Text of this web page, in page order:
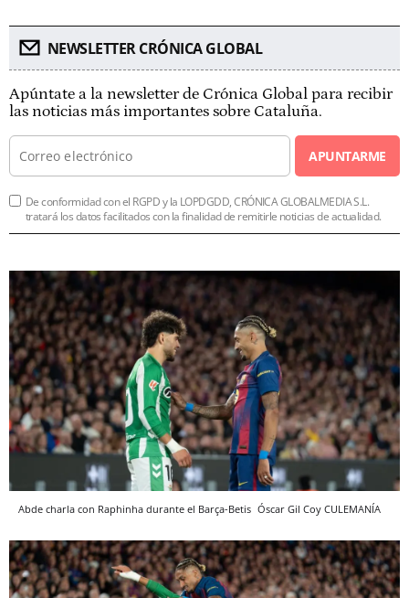
NEWSLETTER CRÓNICA GLOBAL
Apúntate a la newsletter de Crónica Global para recibir
las noticias más importantes sobre Cataluña.
APUNTARME
De conformidad con el RGPD y la LOPDGDD, CRÓNICA GLOBALMEDIA S.L.
tratará los datos facilitados con la finalidad de remitirle noticias de actualidad.
Abde charla con Raphinha durante el Barça-Betis Óscar Gil Coy CULEMANÍA